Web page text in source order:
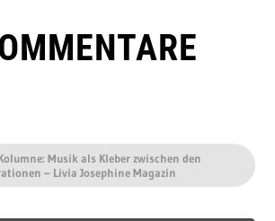
Musik als Kleber zwischen den
– Livia Josephine Magazin